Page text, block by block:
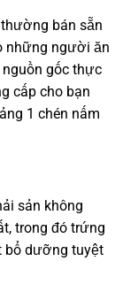
bán sẵn
những người ăn
gốc thực
cấp cho bạn
1 chén nấm
sản không
trong đó trứng
bổ dưỡng tuyệt